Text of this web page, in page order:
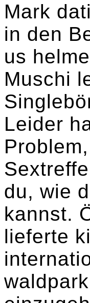
Mark
in den
us
Muschi
Leider
du, wie
kannst.
lieferte